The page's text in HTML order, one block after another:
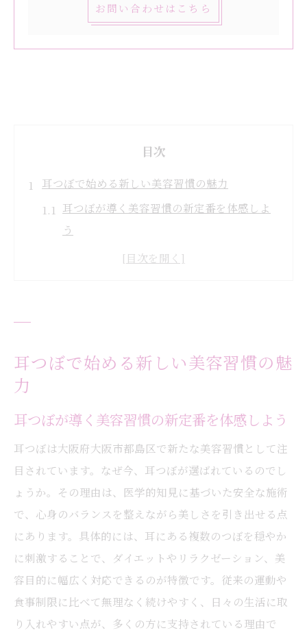
お問い合わせはこちら
目次
耳つぼで始める新しい美容習慣の魅力
耳つぼが導く美容習慣の新定番を体感しよ
う
耳つぼケアで毎日の美しさを手軽に実現
耳つぼ美容習慣で叶える理想の自分とは
耳つぼが美容とダイエットに効果的な理由
耳つぼ刺激が代謝アップや食欲調整に役立
つ
耳つぼダイエットを選ぶ女性が増える背景
耳つぼの働きでボディラインも美しく変化
耳つぼが無理のないダイエットをサポート
無理なく続けるなら耳つぼケアがおすすめ
耳つぼケアは無理なく続けやすい美容法
耳つぼで始める新しい美容習慣の魅
力
耳つぼが導く美容習慣の新定番を体感しよう
耳つぼは大阪府大阪市都島区で新たな美容習慣として注
目されています。なぜ今、耳つぼが選ばれているのでし
ょうか。その理由は、医学的知見に基づいた安全な施術
で、心身のバランスを整えながら美しさを引き出せる点
にあります。具体的には、耳にある複数のつぼを穏やか
に刺激することで、ダイエットやリラクゼーション、美
容目的に幅広く対応できるのが特徴です。従来の運動や
食事制限に比べて無理なく続けやすく、日々の生活に取
り入れやすい点が、多くの方に支持されている理由で